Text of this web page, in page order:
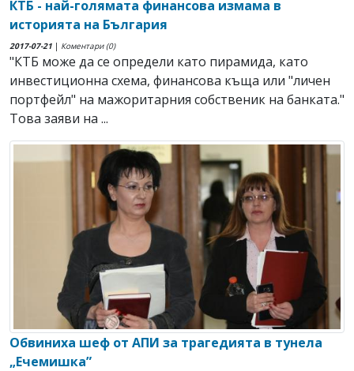
КТБ - най-голямата финансова измама в
историята на България
2017-07-21 | Коментари (0)
"КТБ може да се определи като пирамида, като
инвестиционна схема, финансова къща или "личен
портфейл" на мажоритарния собственик на банката."
Това заяви на ...
Обвиниха шеф от АПИ за трагедията в тунела
„Ечемишка”